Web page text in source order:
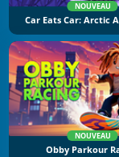
NOUVEAU
Car Eats Car: Arctic
NOUVEAU
Obby Parkour